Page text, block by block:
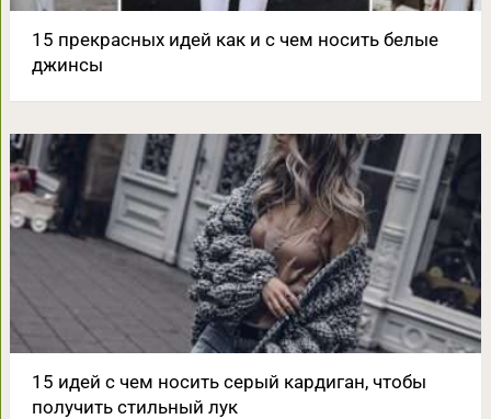
15 прекрасных идей как и с чем носить белые
джинсы
15 идей с чем носить серый кардиган, чтобы
получить стильный лук